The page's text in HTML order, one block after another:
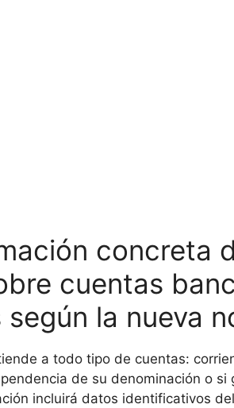
concreta
cuentas
la nueva
a todo tipo de cuentas:
de su denominación o si
incluirá datos identificativos